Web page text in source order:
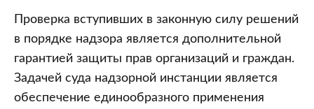
Проверка вступивших в законную силу решений
в порядке надзора является дополнительной
гарантией защиты прав организаций и граждан.
Задачей суда надзорной инстанции является
обеспечение единообразного применения